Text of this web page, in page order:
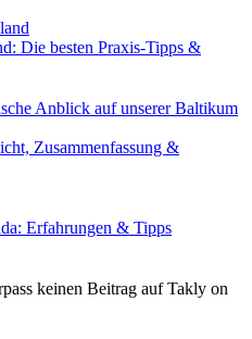
Die besten Praxis-Tipps &
Zusammenfassung &
Erfahrungen & Tipps
keinen Beitrag auf Takly on